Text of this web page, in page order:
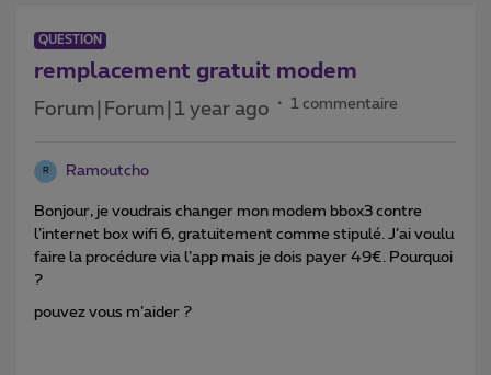
QUESTION
remplacement gratuit modem
Forum|Forum|1 year ago 1 commentaire
R Ramoutcho
Bonjour, je voudrais changer mon modem bbox3 contre
l’internet box wifi 6, gratuitement comme stipulé. J’ai voulu
faire la procédure via l’app mais je dois payer 49€. Pourquoi
?
pouvez vous m’aider ?